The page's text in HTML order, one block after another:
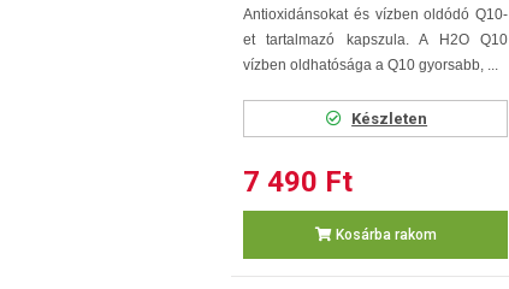
Antioxidánsokat és vízben oldódó Q10-
et tartalmazó kapszula. A H2O Q10
vízben oldhatósága a Q10 gyorsabb, ...
Készleten
7 490 Ft
Kosárba rakom